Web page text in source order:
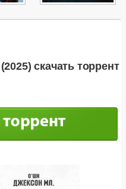
скачать торрент